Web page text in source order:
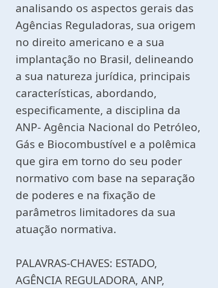
analisando os aspectos gerais das
Agências Reguladoras, sua origem
no direito americano e a sua
implantação no Brasil, delineando
a sua natureza jurídica, principais
características, abordando,
especificamente, a disciplina da
ANP- Agência Nacional do Petróleo,
Gás e Biocombustível e a polêmica
que gira em torno do seu poder
normativo com base na separação
de poderes e na fixação de
parâmetros limitadores da sua
atuação normativa.
PALAVRAS-CHAVES: ESTADO,
AGÊNCIA REGULADORA, ANP,